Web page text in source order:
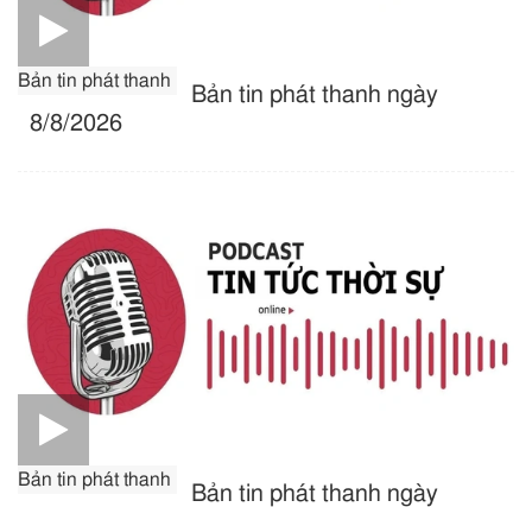
Bản tin phát thanh
Bản tin phát thanh ngày
8/8/2026
Bản tin phát thanh
Bản tin phát thanh ngày